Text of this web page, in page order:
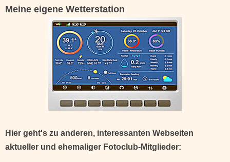
Meine eigene Wetterstation
Hier geht's zu anderen, interessanten Webseiten
aktueller und ehemaliger Fotoclub-Mitglieder: